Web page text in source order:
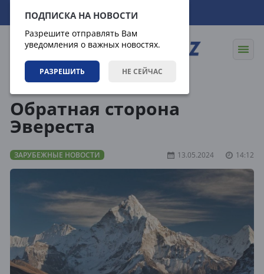
ПОДПИСКА НА НОВОСТИ
Разрешите отправлять Вам
уведомления о важных новостях.
РАЗРЕШИТЬ НЕ СЕЙЧАС
10.08.2026 07:50:25
Обратная сторона
Эвереста
ЗАРУБЕЖНЫЕ НОВОСТИ 13.05.2024 14:12